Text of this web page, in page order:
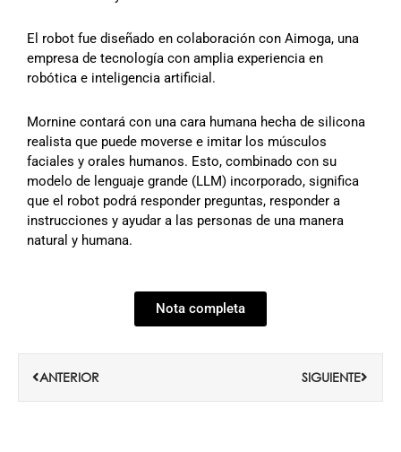
El robot fue diseñado en colaboración con Aimoga, una
empresa de tecnología con amplia experiencia en
robótica e inteligencia artificial.
Mornine contará con una cara humana hecha de silicona
realista que puede moverse e imitar los músculos
faciales y orales humanos. Esto, combinado con su
modelo de lenguaje grande (LLM) incorporado, significa
que el robot podrá responder preguntas, responder a
instrucciones y ayudar a las personas de una manera
natural y humana.
Nota completa
ANTERIOR SIGUIENTE